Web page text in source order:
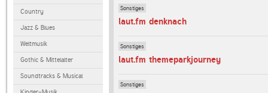
Country
Jazz & Blues
Weltmusik
Gothic & Mittelalter
Soundtracks & Musical
Sonstiges
laut.fm denknach
Sonstiges
laut.fm themeparkjourney
Sonstiges